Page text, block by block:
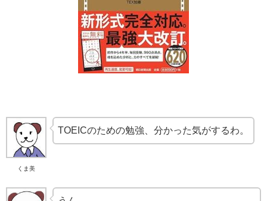
くま美
TOEICのための勉強、分かった気がするわ。